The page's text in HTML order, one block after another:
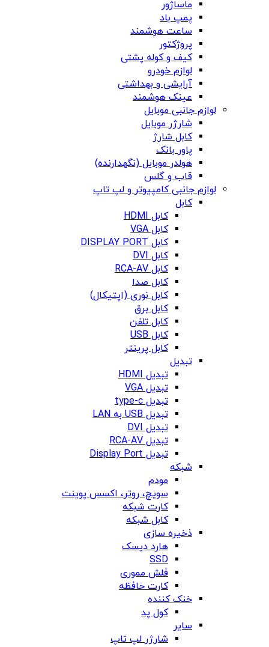
ماساژور
پمپ باد
ساعت هوشمند
پروژکتور
کیف و کوله پشتی
لوازم خودرو
آرایشی و بهداشتی
عینک هوشمند
لوازم جانبی موبایل
شارژر موبایل
کابل شارژ
پاور بانک
هولدر موبایل (نگهدارنده)
قاب و گلس
لوازم جانبی کامپیوتر و لپ تاپ
کابل
کابل HDMI
کابل VGA
کابل DISPLAY PORT
کابل DVI
کابل RCA-AV
کابل صدا
کابل نوری (اپتیکال)
کابل برق
کابل تلفن
کابل USB
کابل پرینتر
تبدیل
تبدیل HDMI
تبدیل VGA
تبدیل type-c
تبدیل USB به LAN
تبدیل DVI
تبدیل RCA-AV
تبدیل Display Port
شبکه
مودم
سویچ، روتر، اکسس پوینت
کارت شبکه
کابل شبکه
ذخیره سازی
هارد دیسک
SSD
فلش مموری
کارت حافظه
خنک کننده
کول پد
سایر
شارژر لپ تاپ